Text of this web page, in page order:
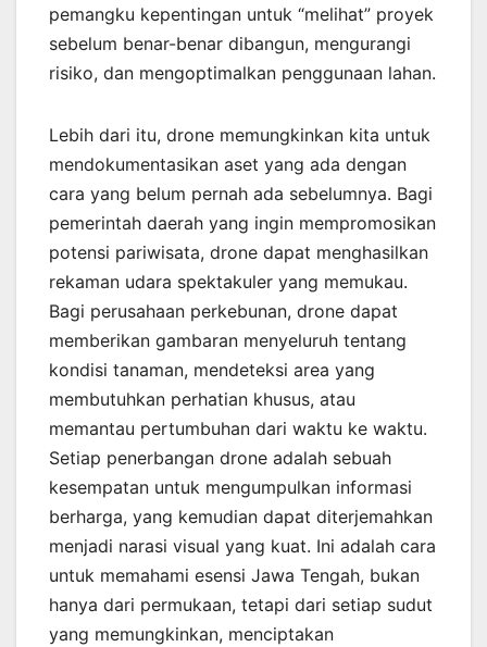
pemangku kepentingan untuk “melihat” proyek
sebelum benar-benar dibangun, mengurangi
risiko, dan mengoptimalkan penggunaan lahan.
Lebih dari itu, drone memungkinkan kita untuk
mendokumentasikan aset yang ada dengan
cara yang belum pernah ada sebelumnya. Bagi
pemerintah daerah yang ingin mempromosikan
potensi pariwisata, drone dapat menghasilkan
rekaman udara spektakuler yang memukau.
Bagi perusahaan perkebunan, drone dapat
memberikan gambaran menyeluruh tentang
kondisi tanaman, mendeteksi area yang
membutuhkan perhatian khusus, atau
memantau pertumbuhan dari waktu ke waktu.
Setiap penerbangan drone adalah sebuah
kesempatan untuk mengumpulkan informasi
berharga, yang kemudian dapat diterjemahkan
menjadi narasi visual yang kuat. Ini adalah cara
untuk memahami esensi Jawa Tengah, bukan
hanya dari permukaan, tetapi dari setiap sudut
yang memungkinkan, menciptakan